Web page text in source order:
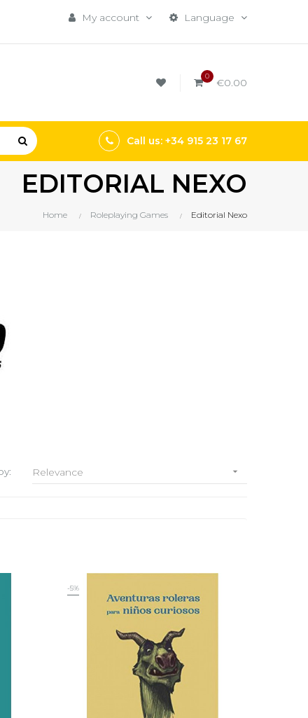
Language
My account
0 €0.00
Call us: +34 915 23 17 67
EDITORIAL NEXO
Home Roleplaying Games Editorial Nexo
Relevance 
-5%